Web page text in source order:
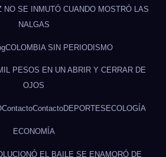
NO SE INMUTÓ CUANDO MOSTRÓ LAS
NALGAS
COLOMBIA SIN PERIODISMO
PESOS EN UN ABRIR Y CERRAR DE
OJOS
ContactoContactoDEPORTES ECOLOGÍA
ECONOMÍA
EL BAILE SE ENAMORÓ DE